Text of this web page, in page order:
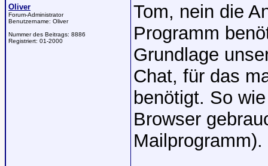
Oliver
Forum-Administrator
Benutzername: Oliver
Nummer des Beitrags: 8886
Registriert: 01-2000
Tom, nein die
Programm
Grundlage
Chat, für das
benötigt. So
Browser
Mailprogramm).